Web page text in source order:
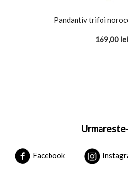
Pandantiv trifoi
169,00 lei
Facebook